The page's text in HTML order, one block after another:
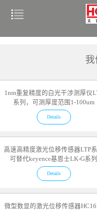
1nm重复精度的白光干涉测厚仪
系列，可测厚度范围1-100um
Details
高速高精度激光位移传感器LTP系
可替代keyence基恩士LK-G系列
Details
微型数显的激光位移传感器